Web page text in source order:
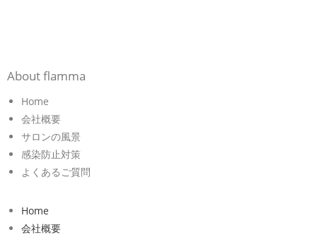
About flamma
Home
会社概要
サロンの風景
感染防止対策
よくあるご質問
Home
会社概要